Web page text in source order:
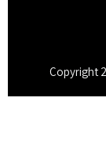
Copyright